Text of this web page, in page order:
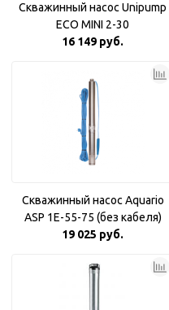
Скважинный насос Unipump
ECO MINI 2-30
16 149 руб.
Скважинный насос Aquario
ASP 1E-55-75 (без кабеля)
19 025 руб.